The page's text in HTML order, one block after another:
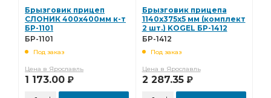
Брызговик прицеп
СЛОНИК 400х400мм к-т
БР-1101
БР-1101
Под заказ
Цена в Ярославль
1 173.00 Р
Брызговик прицепа
1140х375х5 мм (комплект
2 шт.) KOGEL БР-1412
БР-1412
Под заказ
Цена в Ярославль
2 287.35 Р